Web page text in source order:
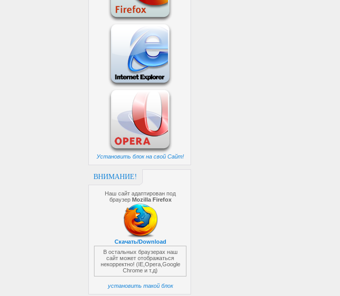
Установить блок на свой Сайт!
ВНИМАНИЕ!
Наш сайт адаптирован под
браузер Mozilla Firefox
Скачать/Download
В остальных браузерах наш
сайт может отображаться
некорректно! (IE,Opera,Google
Chrome и т.д)
установить такой блок